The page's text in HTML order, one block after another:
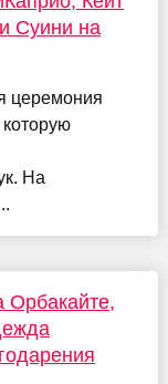
Суини на
церемония
На
Орбакайте,